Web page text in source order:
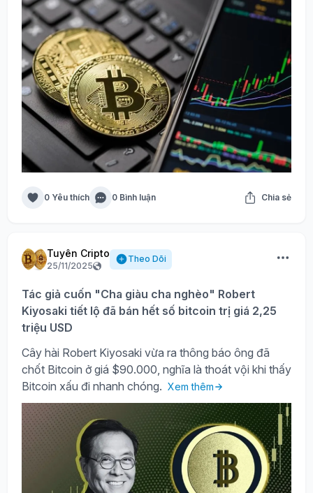
0 Yêu thích 0 Bình luận Chia sẻ
Tuyên Cripto
25/11/2025
Theo Dõi
Tác giả cuốn "Cha giàu cha nghèo" Robert
Kiyosaki tiết lộ đã bán hết số bitcoin trị giá 2,25
triệu USD
Cây hài Robert Kiyosaki vừa ra thông báo ông đã
chốt Bitcoin ở giá $90.000, nghĩa là thoát vội khi thấy
Bitcoin xấu đi nhanh chóng. Xem thêm